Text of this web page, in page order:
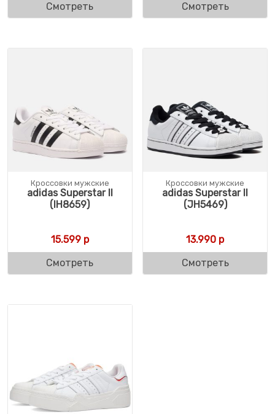
Смотреть
Смотреть
Кроссовки мужские
adidas Superstar II
(IH8659)
15.599р
Смотреть
Кроссовки мужские
adidas Superstar II
(JH5469)
13.990 р
Смотреть